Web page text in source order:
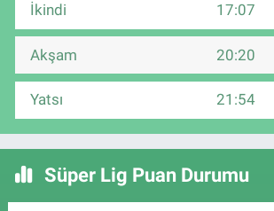
İkindi 17:07
Akşam 20:20
Yatsı 21:54
Süper Lig Puan Durumu